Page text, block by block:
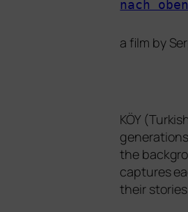
nach oben
a film by
KÖY
the
cap­tures
their